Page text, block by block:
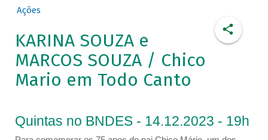
Ações
KARINA SOUZA e
MARCOS SOUZA / Chico
Mario em Todo Canto
Quintas no BNDES - 14.12.2023 - 19h